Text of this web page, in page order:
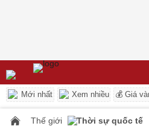
Mới nhất Xem nhiều 💰 Giá
Thế giới Thời sự quốc tế